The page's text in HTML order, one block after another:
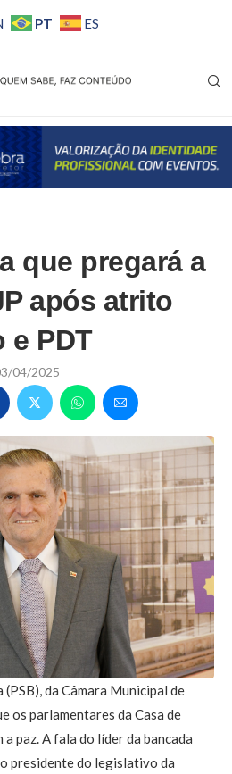
PT ES
que pregará a
após atrito
e PDT
04/2025
da Câmara Municipal de
os parlamentares da Casa de
paz. A fala do líder da bancada
presidente do legislativo da